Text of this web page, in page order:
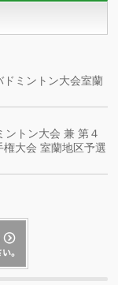
ドミントン大会室蘭
ントン大会 兼 第４
大会 室蘭地区予選